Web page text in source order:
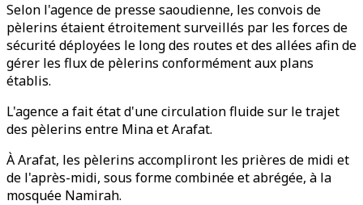
Selon l'agence de presse saoudienne, les convois de
pèlerins étaient étroitement surveillés par les forces de
sécurité déployées le long des routes et des allées afin de
gérer les flux de pèlerins conformément aux plans
établis.
L'agence a fait état d'une circulation fluide sur le trajet
des pèlerins entre Mina et Arafat.
À Arafat, les pèlerins accompliront les prières de midi et
de l'après-midi, sous forme combinée et abrégée, à la
mosquée Namirah.